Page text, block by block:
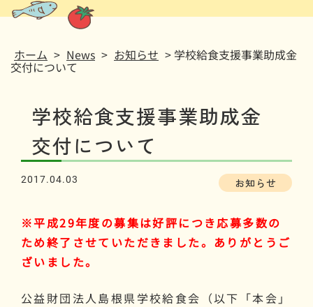
ホーム > News > お知らせ > 学校給食支援事業助成金
交付について
学校給食支援事業助成金
交付について
2017.04.03 お知らせ
※平成29年度の募集は好評につき応募多数の
ため終了させていただきました。ありがとうご
ざいました。
公益財団法人島根県学校給食会（以下「本会」